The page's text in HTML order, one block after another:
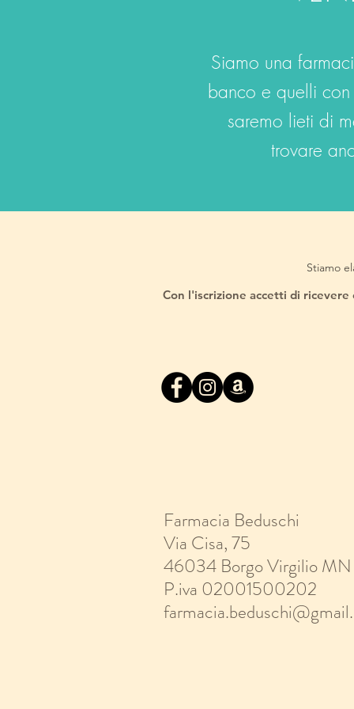
Siamo una
banco e quelli
saremo lieti di
trovare
Stiamo
Con l'iscrizione accetti di ricevere
Farmacia Beduschi
Via Cisa, 75
46034 Borgo VirgilioMN
P.iva 02001500202